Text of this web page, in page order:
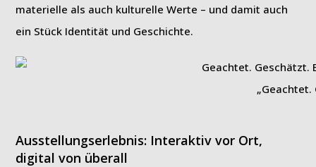
materielle als auch kulturelle Werte – und damit auch
ein Stück Identität und Geschichte.
„Geachtet.
Ausstellungserlebnis: Interaktiv vor Ort,
digital von überall